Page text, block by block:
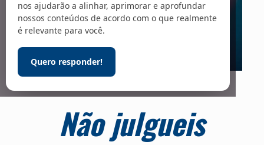
nos ajudarão a alinhar, aprimorar e aprofundar
nossos conteúdos de acordo com o que realmente
é relevante para você.
Quero responder!
Foto: Aleksej / Adobe Stock
Não julgueis